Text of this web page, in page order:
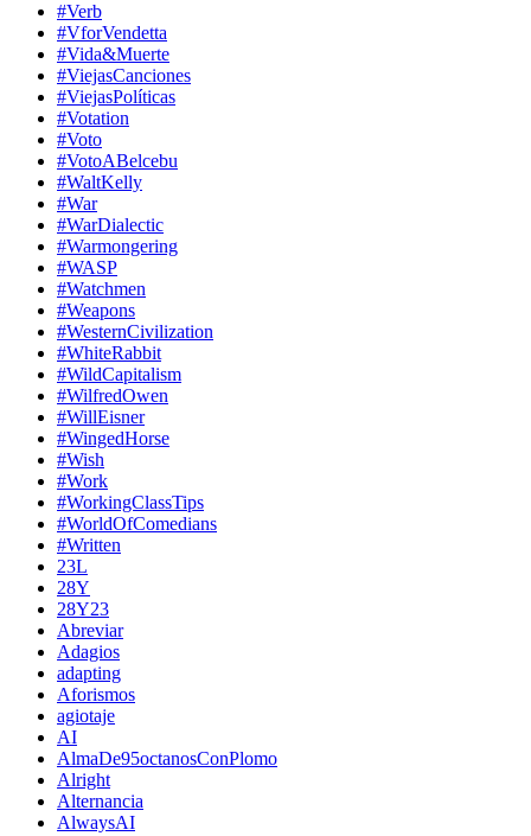
#Verb
#VforVendetta
#Vida&Muerte
#ViejasCanciones
#ViejasPolíticas
#Votation
#Voto
#VotoABelcebu
#WaltKelly
#War
#WarDialectic
#Warmongering
#WASP
#Watchmen
#Weapons
#WesternCivilization
#WhiteRabbit
#WildCapitalism
#WilfredOwen
#WillEisner
#WingedHorse
#Wish
#Work
#WorkingClassTips
#WorldOfComedians
#Written
23L
28Y
28Y23
Abreviar
Adagios
adapting
Aforismos
agiotaje
AI
AlmaDe95octanosConPlomo
Alright
Alternancia
AlwaysAI